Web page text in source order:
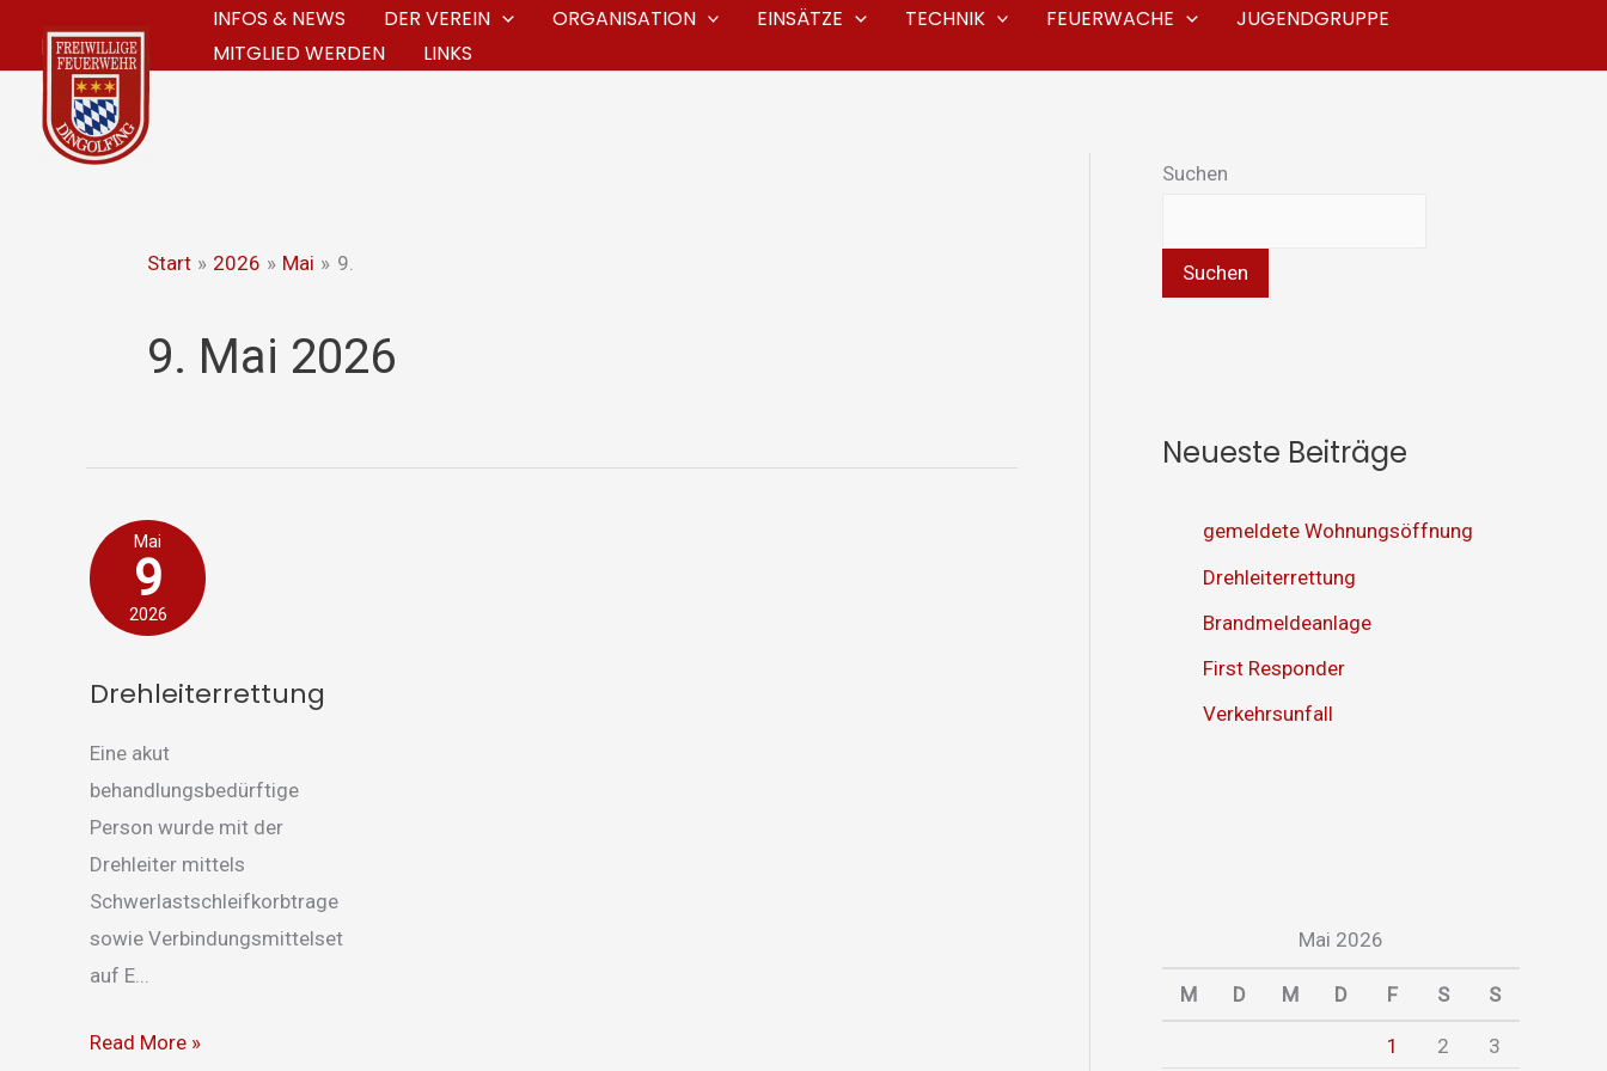
Inhalt
springen
INFOS & NEWS DER VEREIN ORGANISATION EINSÄTZE TECHNIK FEUERWACHE
JUGENDGRUPPE
MITGLIED WERDEN
LINKS
Start 2026 Mai 9.
9. Mai 2026
Mai
9
2026
Drehleiterrettung
Eine akut
behandlungsbedürftige
Person wurde mit der
Drehleiter mittels
Schwerlastschleifkorbtrage
sowie Verbindungsmittelset
auf E...
Drehleiterrettung
Read More »
Suchen
Suchen
Neueste Beiträge
gemeldete Wohnungsöffnung
Drehleiterrettung
Brandmeldeanlage
First Responder
Verkehrsunfall
Mai 2026
M D M D F S S
1 2
3